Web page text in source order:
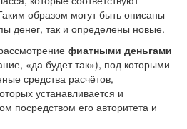
образом могут быть описаны
денег, так и определены новые.
фиатными деньгами
«да будет так»), под которыми
средства расчётов,
устанавливается и
посредством его авторитета и